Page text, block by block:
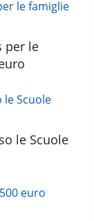
per le
le Scuole